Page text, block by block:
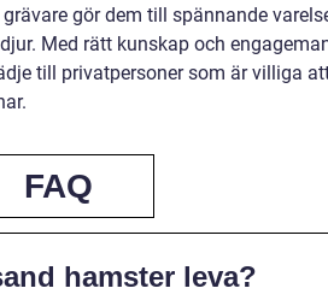
gör dem till spännande
Med rätt kunskap och
till privatpersoner som är villiga
FAQ
hamster leva?